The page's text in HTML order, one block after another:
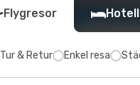
Flygresor Hotell
Tur & Retur Enkel resa